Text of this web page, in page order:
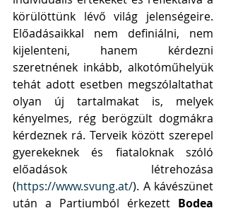
körülöttünk lévő világ jelenségeire.
Előadásaikkal nem definiálni, nem
kijelenteni, hanem kérdezni
szeretnének inkább, alkotóműhelyük
tehát adott esetben megszólaltathat
olyan új tartalmakat is, melyek
kényelmes, rég berögzült dogmákra
kérdeznek rá. Terveik között szerepel
gyerekeknek és fiataloknak szóló
előadások létrehozása
(https://www.svung.at/). A kávészünet
után a Partiumból érkezett Bodea